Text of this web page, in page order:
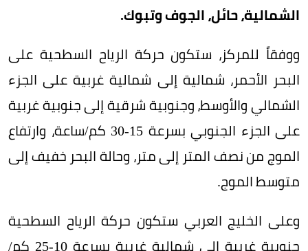
الشمالية، حائل، الجوف وتبوك.
ووفقاً للمركز، ستكون حركة الرياح السطحية على
البحر الأحمر، شمالية إلى شمالية غربية على الجزء
الشمالي والأوسط، وجنوبية شرقية إلى جنوبية غربية
على الجزء الجنوبي بسرعة 15-30 كم/ساعة، وارتفاع
الموج من نصف المتر إلى متر، وحالة البحر خفيف إلى
متوسط الموج.
وعلى الخليج العربي ستكون حركة الرياح السطحية